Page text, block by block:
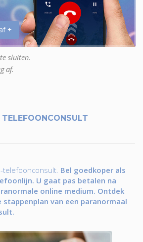
+
sluiten.
af.
TELEFOONCONSULT
-telefoonconsult. Bel goedkoper als
U gaat pas betalen na
online medium. Ontdek
van een paranormaal